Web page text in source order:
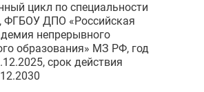
цикл по специальности
ФГБОУ ДПО «Российская
непрерывного
образования» МЗ РФ, год
срок действия